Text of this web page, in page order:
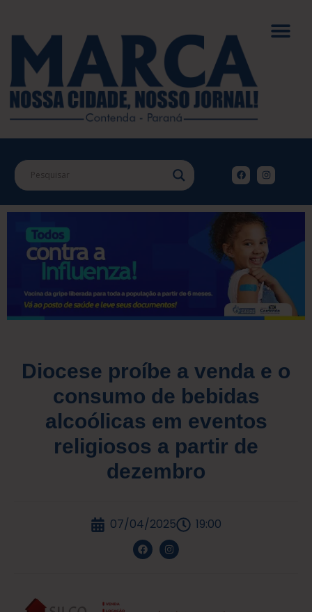
Diocese proíbe a venda e o
consumo de bebidas
alcoólicas em eventos
religiosos a partir de
dezembro
07/04/2025 19:00